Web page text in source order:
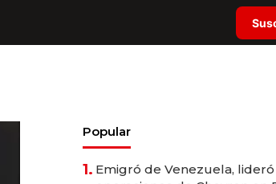
Popular
1. Emigró de Venezuela, lideró